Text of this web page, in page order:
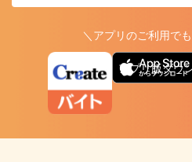
＼アプリのご利用で
アプリ版ダウ